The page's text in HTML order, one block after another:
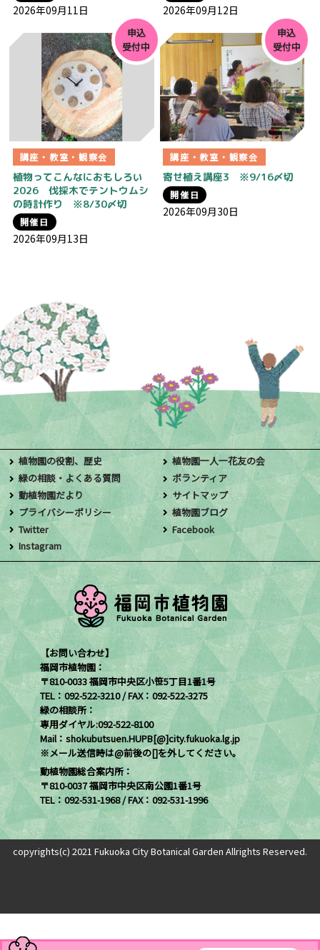
2026年09月11日 2026年09月12日
申込
受付中
講座・教室・観察会
植物ってこんなにおもしろい
2026 伐採木でテントウムシ
の時計作り ※8/30〆切
開催日
2026年09月13日
申込
受付中
講座・教室・観察会
寄せ植え講座3 ※9/16〆切
開催日
2026年09月30日
植物園の役割、歴史
植物園一人一花友の会
緑の相談・よくある質問
ボランティア
動植物園だより
サイトマップ
プライバシーポリシー
植物園ブログ
Twitter
Facebook
Instagram
【お問い合わせ】
福岡市植物園：
〒810-0033 福岡市中央区小笹5丁目1番1号
TEL：092-522-3210 / FAX：092-522-3275
緑の相談所：
専用ダイヤル:092-522-8100
Mail：shokubutsuen.HUPB[@]city.fukuoka.lg.jp
※メール送信時は@前後の[]を外してください。
動植物園総合案内所：
〒810-0037 福岡市中央区南公園1番1号
TEL：092-531-1968 / FAX：092-531-1996
copyrights(c) 2021 Fukuoka City Botanical Garden Allrights Reserved.